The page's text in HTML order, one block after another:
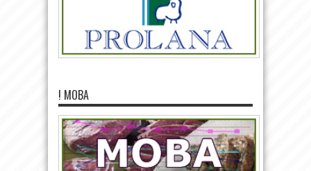
! MOBA